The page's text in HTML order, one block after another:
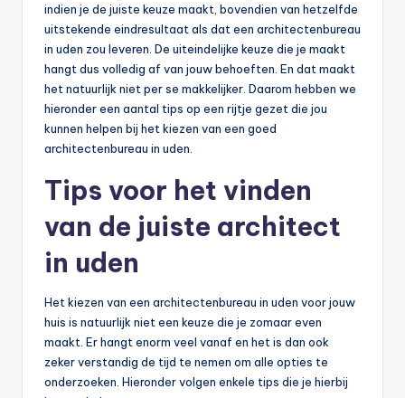
indien je de juiste keuze maakt, bovendien van hetzelfde
uitstekende eindresultaat als dat een architectenbureau
in uden zou leveren. De uiteindelijke keuze die je maakt
hangt dus volledig af van jouw behoeften. En dat maakt
het natuurlijk niet per se makkelijker. Daarom hebben we
hieronder een aantal tips op een rijtje gezet die jou
kunnen helpen bij het kiezen van een goed
architectenbureau in uden.
Tips voor het vinden
van de juiste architect
in uden
Het kiezen van een architectenbureau in uden voor jouw
huis is natuurlijk niet een keuze die je zomaar even
maakt. Er hangt enorm veel vanaf en het is dan ook
zeker verstandig de tijd te nemen om alle opties te
onderzoeken. Hieronder volgen enkele tips die je hierbij